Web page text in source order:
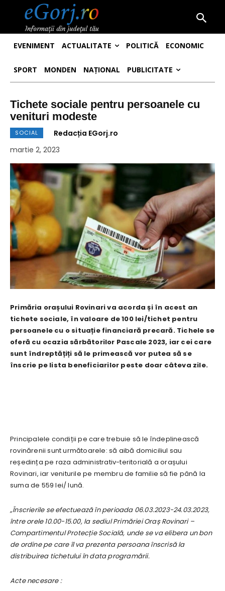
EVENIMENT ACTUALITATE POLITICĂ ECONOMIC
SPORT MONDEN NAȚIONAL PUBLICITATE
Tichete sociale pentru persoanele cu
venituri modeste
SOCIAL
Redacția EGorj.ro
martie 2, 2023
Primăria orașului Rovinari va acorda și în acest an
tichete sociale, în valoare de 100 lei/tichet pentru
persoanele cu o situație financiară precară. Tichele se
oferă cu ocazia sărbătorilor Pascale 2023, iar cei care
sunt îndreptățiți să le primească vor putea să se
înscrie pe lista beneficiarilor peste doar câteva zile.
Principalele condiții pe care trebuie să le îndeplinească
rovinărenii sunt următoarele: să aibă domiciliul sau
reședința pe raza administrativ-teritorială a orașului
Rovinari, iar veniturile pe membru de familie să fie până la
suma de 559 lei/ lună.
„Înscrierile se efectuează în perioada 06.03.2023-24.03.2023,
între orele 10.00-15.00, la sediul Primăriei Oraș Rovinari –
Compartimentul Protecție Socială, unde se va elibera un bon
de ordine pe care îl va prezenta persoana înscrisă la
distribuirea tichetului în data programării.
Acte necesare :